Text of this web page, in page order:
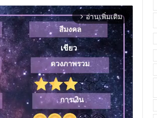
arrow_forward_ios อ่านเพิ่มเติม